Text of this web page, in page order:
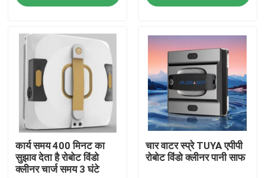
एक उद्धरण का अनुरोध करें
रोबोट वैक्यूम क्लीनर
रोबोट विंडो क्लीनर
कार्य समय 400 मिनट का
सुझाव देता है रोबोट विंडो
क्लीनर चार्ज समय 3 घंटे
चार वाटर स्प्रे TUYA एपीपी
रोबोट विंडो क्लीनर पानी साफ